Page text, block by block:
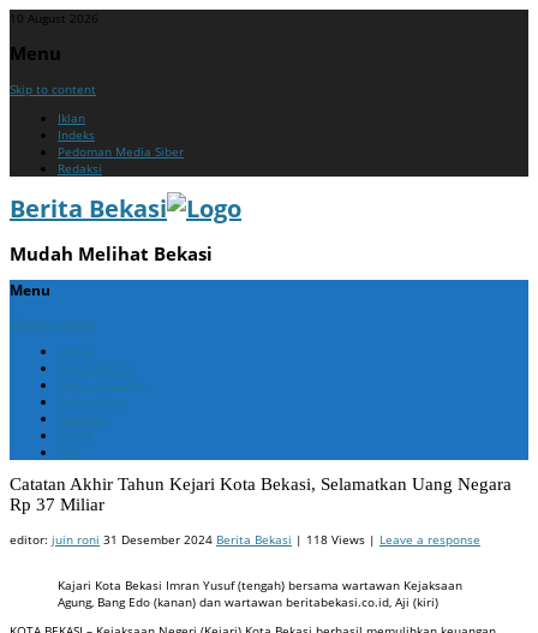
10 August 2026
Menu
Skip to content
Iklan
Indeks
Pedoman Media Siber
Redaksi
Berita Bekasi
Mudah Melihat Bekasi
Menu
Skip to content
Home
Berita Bekasi
Berita Cikarang
Berita Jabar
Nasional
Politik
ADV
Catatan Akhir Tahun Kejari Kota Bekasi, Selamatkan Uang Negara
Rp 37 Miliar
editor: juin roni 31 Desember 2024 Berita Bekasi | 118 Views | Leave a response
Kajari Kota Bekasi Imran Yusuf (tengah) bersama wartawan Kejaksaan
Agung, Bang Edo (kanan) dan wartawan beritabekasi.co.id, Aji (kiri)